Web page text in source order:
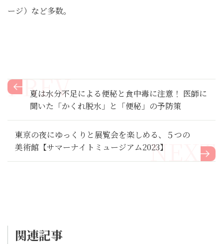
ージ）など多数。
夏は水分不足による便秘と食中毒に注意！ 医師に
聞いた「かくれ脱水」と「便秘」の予防策
東京の夜にゆっくりと展覧会を楽しめる、５つの
美術館【サマーナイトミュージアム2023】
関連記事